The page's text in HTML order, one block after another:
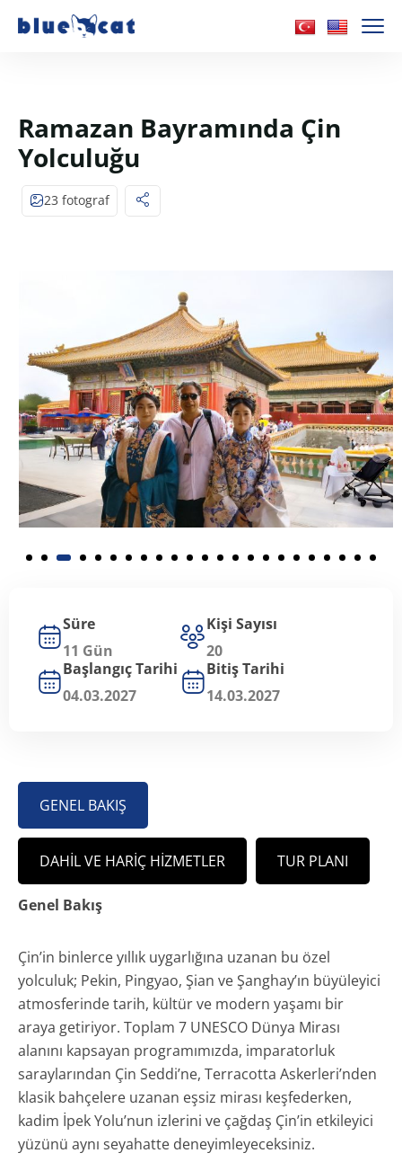
Ramazan Bayramında Çin
Yolculuğu
23 fotograf
Süre
11 Gün
Kişi Sayısı
20
Başlangıç Tarihi
04.03.2027
Bitiş Tarihi
14.03.2027
GENEL BAKIŞ
DAHIL VE HARIÇ HIZMETLER TUR PLANI
Genel Bakış
Çin’in binlerce yıllık uygarlığına uzanan bu özel
yolculuk; Pekin, Pingyao, Şian ve Şanghay’ın büyüleyici
atmosferinde tarih, kültür ve modern yaşamı bir
araya getiriyor. Toplam 7 UNESCO Dünya Mirası
alanını kapsayan programımızda, imparatorluk
saraylarından Çin Seddi’ne, Terracotta Askerleri’nden
klasik bahçelere uzanan eşsiz mirası keşfederken,
kadim İpek Yolu’nun izlerini ve çağdaş Çin’in etkileyici
yüzünü aynı seyahatte deneyimleyeceksiniz.